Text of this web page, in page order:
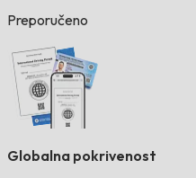
Preporučeno
Globalna pokrivenost